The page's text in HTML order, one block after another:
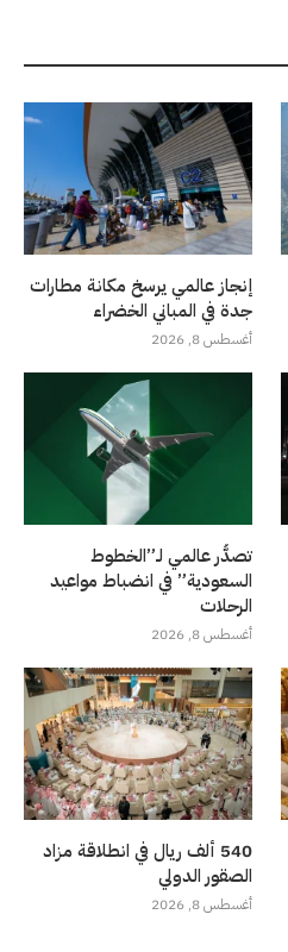
إنجاز عالمي يرسخ مكانة مطارات
جدة في المباني الخضراء
أغسطس 8, 2026
تصدُّر عالمي لـ”الخطوط
السعودية” في انضباط مواعيد
الرحلات
أغسطس 8, 2026
540 ألف ريال في انطلاقة مزاد
الصقور الدولي
أغسطس 8, 2026